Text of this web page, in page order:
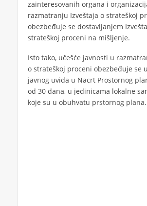
zainteresovanih organa i
razmatranju Izveštaja o strateškoj
obezbeđuje se dostavljanjem
strateškoj proceni na mišljenje.
Isto tako, učešće javnosti u
o strateškoj proceni obezbeđuje se
javnog uvida u Nacrt Prostornog
od 30 dana, u jedinicama lokalne
koje su u obuhvatu prstornog plana.